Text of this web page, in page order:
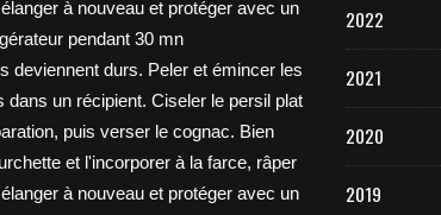
2022
2021
2020
2019